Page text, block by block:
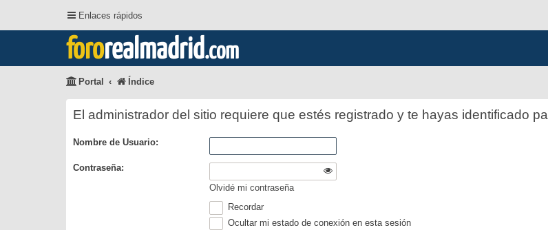
Enlaces rápidos
fororealmadrid.com
Portal Índice
El administrador del sitio requiere que estés registrado y te hayas identificado
Nombre de Usuario:
Contraseña:
Olvidé mi contraseña
Recordar
Ocultar mi estado de conexión en esta sesión